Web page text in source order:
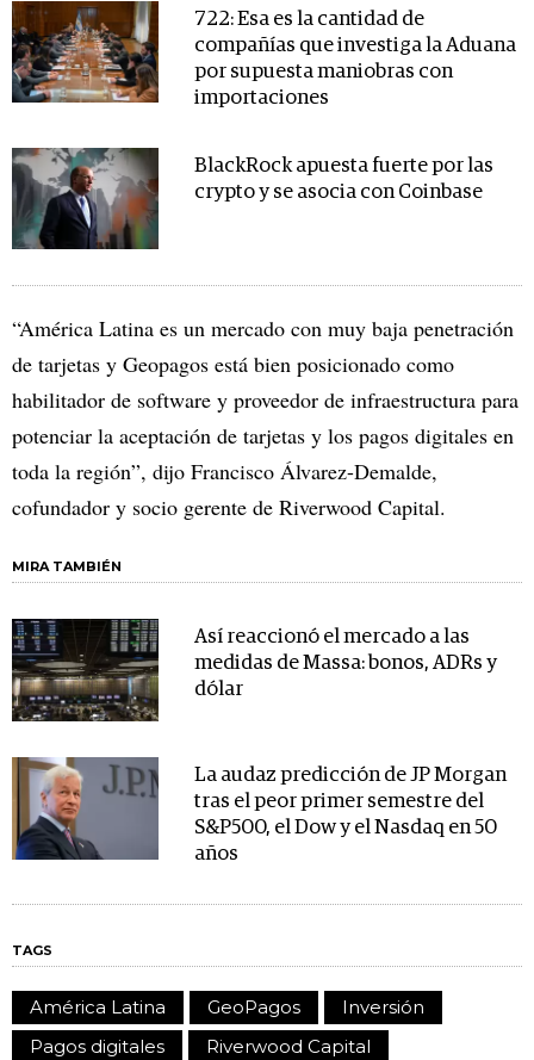
722: Esa es la cantidad de
compañías que investiga la Aduana
por supuesta maniobras con
importaciones
BlackRock apuesta fuerte por las
crypto y se asocia con Coinbase
“América Latina es un mercado con muy baja penetración
de tarjetas y Geopagos está bien posicionado como
habilitador de software y proveedor de infraestructura para
potenciar la aceptación de tarjetas y los pagos digitales en
toda la región”, dijo Francisco Álvarez-Demalde,
cofundador y socio gerente de Riverwood Capital.
MIRA TAMBIÉN
Así reaccionó el mercado a las
medidas de Massa: bonos, ADRs y
dólar
La audaz predicción de JP Morgan
tras el peor primer semestre del
S&P500, el Dow y el Nasdaq en 50
años
TAGS
América Latina GeoPagos
Inversión
Pagos digitales
Riverwood Capital